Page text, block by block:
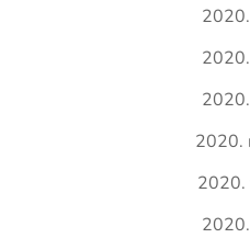
2020.
2020.